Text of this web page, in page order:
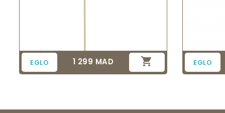
EGLO Prix
1 299 MAD  EGLO